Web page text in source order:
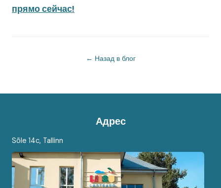
прямо сейчас!
← Назад в блог
Адрес
Sõle 14c, Tallinn